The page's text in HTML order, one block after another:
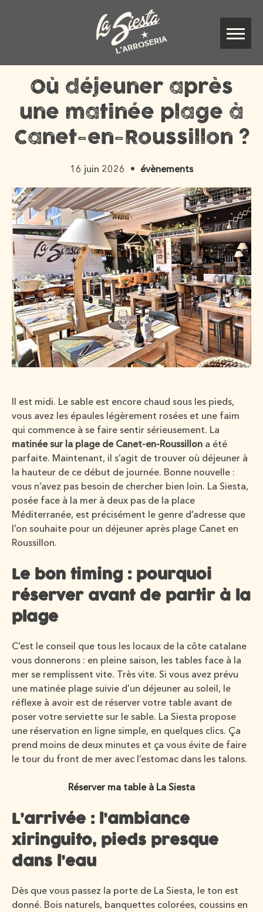
Où déjeuner après
une matinée plage à
Canet-en-Roussillon ?
16 juin 2026 évènements
Il est midi. Le sable est encore chaud sous les pieds,
vous avez les épaules légèrement rosées et une faim
qui commence à se faire sentir sérieusement. La
matinée sur la plage de Canet-en-Roussillon a été
parfaite. Maintenant, il s’agit de trouver où déjeuner à
la hauteur de ce début de journée. Bonne nouvelle :
vous n’avez pas besoin de chercher bien loin. La Siesta,
posée face à la mer à deux pas de la place
Méditerranée, est précisément le genre d’adresse que
l’on souhaite pour un déjeuner après plage Canet en
Roussillon.
Le bon timing : pourquoi
réserver avant de partir à la
plage
C’est le conseil que tous les locaux de la côte catalane
vous donnerons : en pleine saison, les tables face à la
mer se remplissent vite. Très vite. Si vous avez prévu
une matinée plage suivie d’un déjeuner au soleil, le
réflexe à avoir est de réserver votre table avant de
poser votre serviette sur le sable. La Siesta propose
une réservation en ligne simple, en quelques clics. Ça
prend moins de deux minutes et ça vous évite de faire
le tour du front de mer avec l’estomac dans les talons.
Réserver ma table à La Siesta
L’arrivée : l’ambiance
xiringuito, pieds presque
dans l’eau
Dès que vous passez la porte de La Siesta, le ton est
donné. Bois naturels, banquettes colorées, coussins en